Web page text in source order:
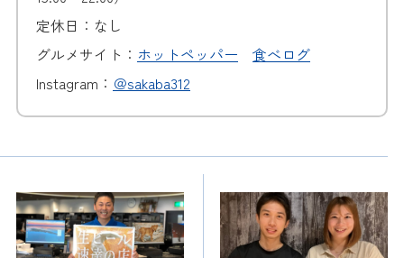
定休日：なし
グルメサイト： ホットペッパー
食べログ
Instagram： ＠sakaba312